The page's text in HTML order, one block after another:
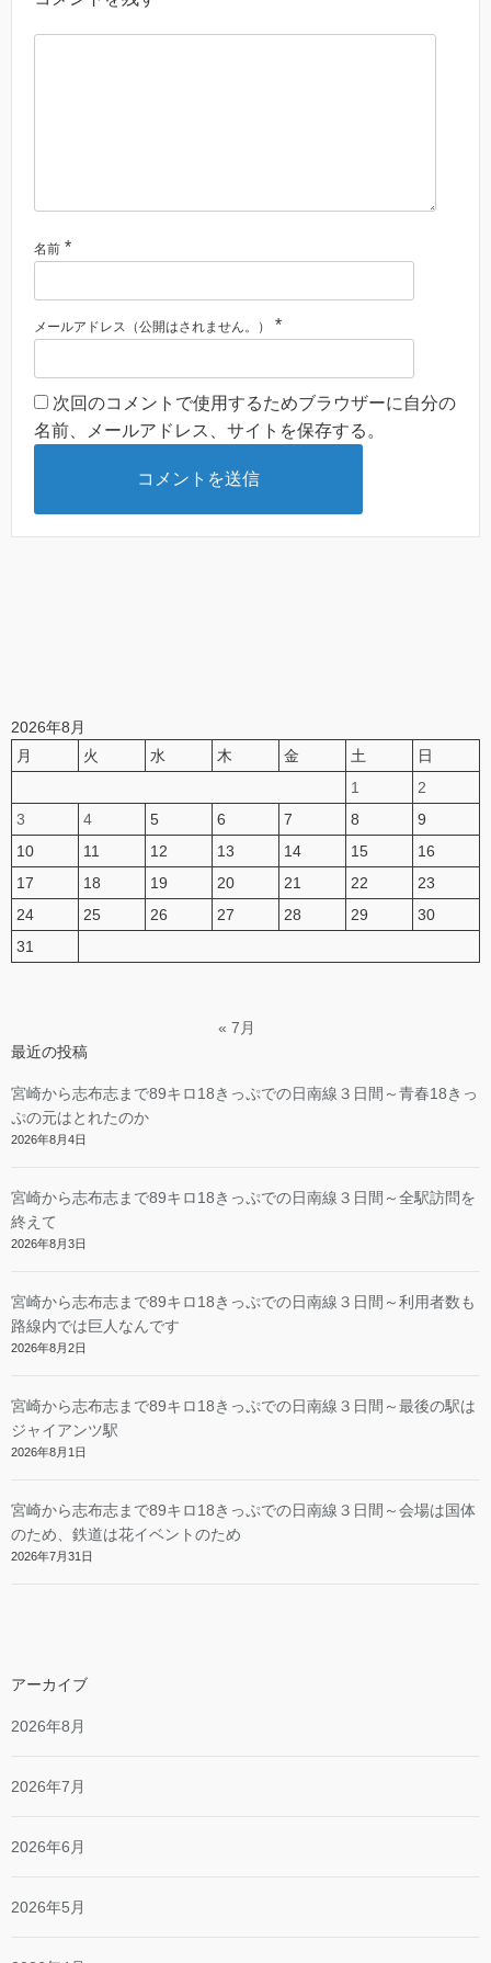
名前 *
メールアドレス（公開はされません。） *
次回のコメントで使用するためブラウザーに自分の
名前、メールアドレス、サイトを保存する。
2026年8月
月
火 水 木 金 土
日
1
2
3
4 5 6 7 8
9
10
11 12 13 14 15
16
17
18 19 20 21 22
23
24
25 26 27 28 29
30
31
« 7月
最近の投稿
宮崎から志布志まで89キロ18きっぷでの日南線３日間～青春18きっ
ぷの元はとれたのか
2026年8月4日
宮崎から志布志まで89キロ18きっぷでの日南線３日間～全駅訪問を
終えて
2026年8月3日
宮崎から志布志まで89キロ18きっぷでの日南線３日間～利用者数も
路線内では巨人なんです
2026年8月2日
宮崎から志布志まで89キロ18きっぷでの日南線３日間～最後の駅は
ジャイアンツ駅
2026年8月1日
宮崎から志布志まで89キロ18きっぷでの日南線３日間～会場は国体
のため、鉄道は花イベントのため
2026年7月31日
アーカイブ
2026年8月
2026年7月
2026年6月
2026年5月